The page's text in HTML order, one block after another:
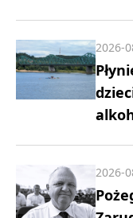
2026-
2026-